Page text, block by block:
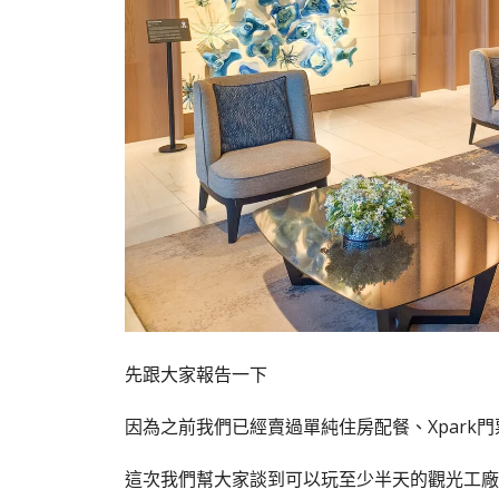
先跟大家報告一下
因為之前我們已經賣過單純住房配餐、Xpark門
這次我們幫大家談到可以玩至少半天的觀光工